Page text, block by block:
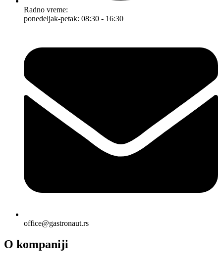
Radno vreme:
ponedeljak-petak: 08:30 - 16:30
office@gastronaut.rs
O kompaniji